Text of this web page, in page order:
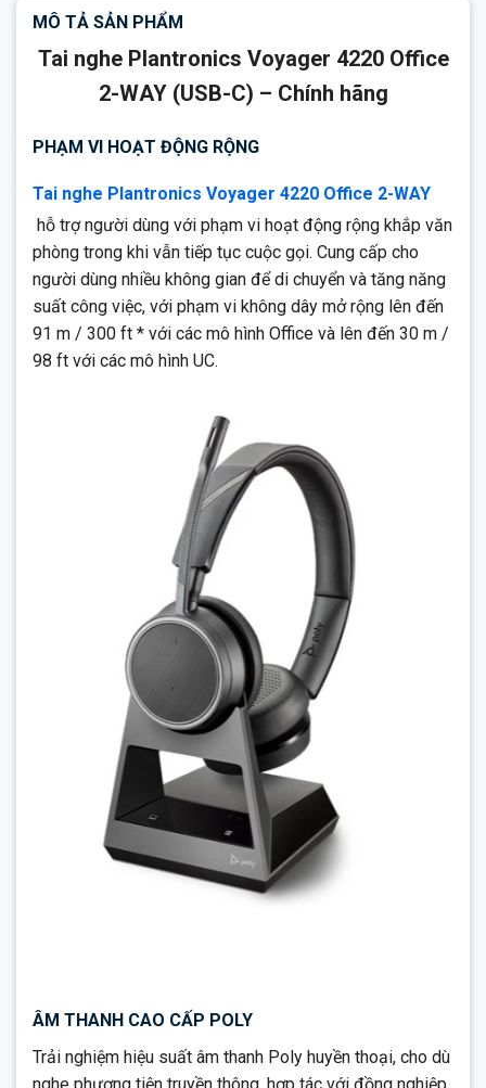
Micro linh hoạt
Cảnh báo bằng giọng nói
Tùy chọn kết nối
Giọng nói rõ ràng
Chỉ báo cuộc gọi
Amazon Alexa and Tile
Tăng năng suất cho nhân viên văn phòng với tai nghe không
dây Voyager 4200 Office và UC Series Bluetooth®. Kết nối
với điện thoại bàn, điện thoại thông minh hoặc máy tính cá
nhân. Âm thanh nổi bật, thoải mái hoạt động trong không gian
rộng
MÔ TẢ SẢN PHẨM
Tai nghe Plantronics Voyager 4220 Office
2-WAY (USB-C) – Chính hãng
PHẠM VI HOẠT ĐỘNG RỘNG
Tai nghe Plantronics Voyager 4220 Office 2-WAY
hỗ trợ người dùng với phạm vi hoạt động rộng khắp văn
phòng trong khi vẫn tiếp tục cuộc gọi. Cung cấp cho
người dùng nhiều không gian để di chuyển và tăng năng
suất công việc, với phạm vi không dây mở rộng lên đến
91 m / 300 ft * với các mô hình Office và lên đến 30 m /
98 ft với các mô hình UC.
ÂM THANH CAO CẤP POLY
Trải nghiệm hiệu suất âm thanh Poly huyền thoại, cho dù